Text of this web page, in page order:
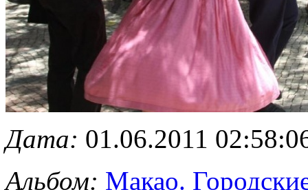
Дата: 01.06.2011
Альбом: Макао.